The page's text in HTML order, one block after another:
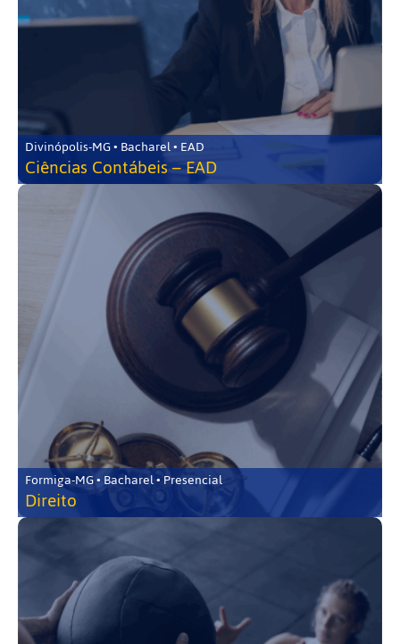
Divinópolis-MG • Bacharel • EAD
Ciências Contábeis – EAD
Formiga-MG • Bacharel • Presencial
Direito